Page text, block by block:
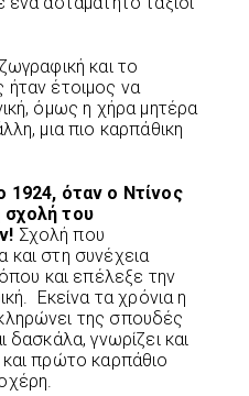
και το
έτοιμος να
όμως η χήρα μητέρα
μια πιο καρπάθικη
1924, όταν ο Ντίνος
σχολή του
Σχολή που
και στη συνέχεια
και επέλεξε την
Εκείνα τα χρόνια η
της σπουδές
δασκάλα, γνωρίζει και
πρώτο καρπάθιο